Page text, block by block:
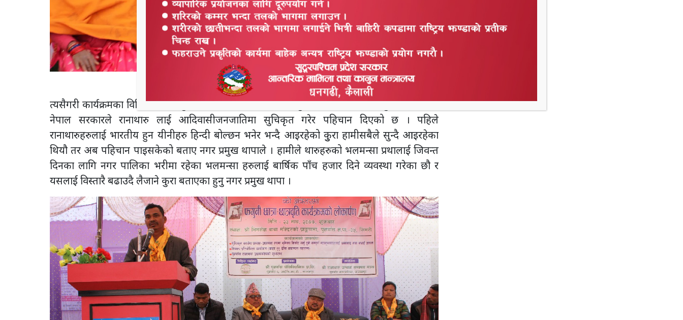
त्यसैगरी कार्यक्रमका विश्ष्टि अतिथी पुनर्वास नगर पालिकाका नगर प्रमुख जिवनराज थापा रहनुभएको थियो ।
नेपाल सरकारले रानाथारु लाई आदिवासीजनजातिमा सुचिकृत गरेर पहिचान दिएको छ । पहिले
रानाथारुहरुलाई भारतीय हुन यीनीहरु हिन्दी बोल्छन भनेर भन्दै आइरहेको कुुरा हामीसबैले सुन्दै आइरहेका
थियौ तर अब पहिचान पाइसकेको बताए नगर प्रमुख थापाले । हामीले थारुहरुको भलमन्सा प्रथालाई जिवन्त
दिनका लागि नगर पालिका भरीमा रहेका भलमन्सा हरुलाई बार्षिक पाँच हजार दिने व्यवस्था गरेका छौ र
यसलाई विस्तारै बढाउदै लैजाने कुरा बताएका हुनु नगर प्रमुख थापा ।